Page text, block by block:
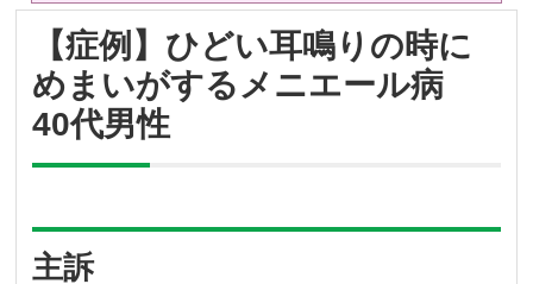
【症例】ひどい耳鳴りの時に
めまいがするメニエール病
40代男性
主訴